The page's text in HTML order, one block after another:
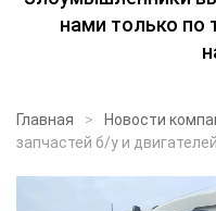
нами только по
Главная Новости
запчастей б/у и